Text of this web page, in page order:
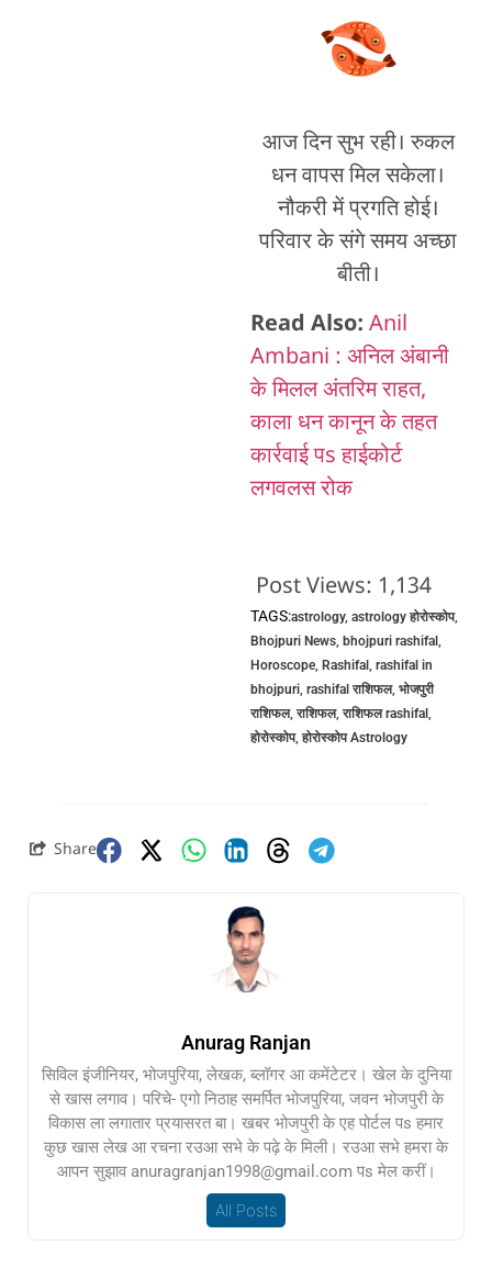
आज दिन सुभ रही। रुकल
धन वापस मिल सकेला।
नौकरी में प्रगति होई।
परिवार के संगे समय अच्छा
बीती।
Read Also: Anil
Ambani : अनिल अंबानी
के मिलल अंतरिम राहत,
काला धन कानून के तहत
कार्रवाई पs हाईकोर्ट
लगवलस रोक
Post Views: 1,134
TAGS:astrology, astrology होरोस्कोप,
Bhojpuri News, bhojpuri rashifal,
Horoscope, Rashifal, rashifal in
bhojpuri, rashifal राशिफल, भोजपुरी
राशिफल, राशिफल, राशिफल rashifal,
होरोस्कोप, होरोस्कोप Astrology
Share
Anurag Ranjan
सिविल इंजीनियर, भोजपुरिया, लेखक, ब्लॉगर आ कमेंटेटर। खेल के दुनिया
से खास लगाव। परिचे- एगो निठाह समर्पित भोजपुरिया, जवन भोजपुरी के
विकास ला लगातार प्रयासरत बा। खबर भोजपुरी के एह पोर्टल पs हमार
कुछ खास लेख आ रचना रउआ सभे के पढ़े के मिली। रउआ सभे हमरा के
आपन सुझाव anuragranjan1998@gmail.com पs मेल करीं।
All Posts